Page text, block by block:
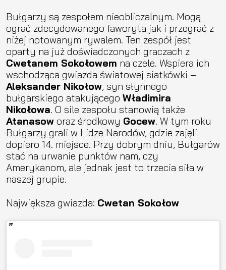
Bułgarzy są zespołem nieobliczalnym. Mogą
ograć zdecydowanego faworyta jak i przegrać z
niżej notowanym rywalem. Ten zespół jest
oparty na już doświadczonych graczach z
Cwetanem Sokołowem na czele. Wspiera ich
wschodząca gwiazda światowej siatkówki –
Aleksander Nikołow, syn słynnego
bułgarskiego atakującego Władimira
Nikołowa. O sile zespołu stanowią także
Atanasow oraz środkowy Gocew. W tym roku
Bułgarzy grali w Lidze Narodów, gdzie zajęli
dopiero 14. miejsce. Przy dobrym dniu, Bułgarów
stać na urwanie punktów nam, czy
Amerykanom, ale jednak jest to trzecia siła w
naszej grupie.
Największa gwiazda: Cwetan Sokołow